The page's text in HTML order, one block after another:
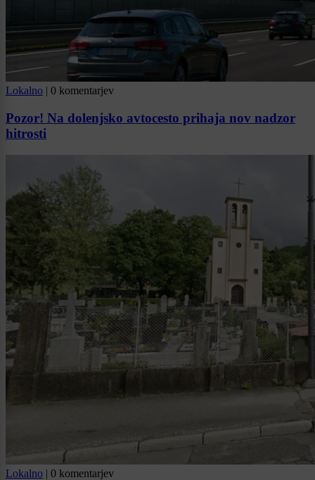
Lokalno | 0 komentarjev
Pozor! Na dolenjsko avtocesto prihaja nov nadzor
hitrosti
Lokalno | 0 komentarjev